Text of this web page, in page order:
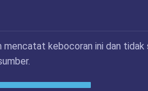
mencatat kebocoran ini dan